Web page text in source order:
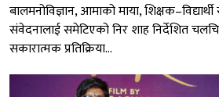
बालमनोविज्ञान, आमाको माया,
संवेदनालाई समेटिएको निर शाह निर्देशित
सकारात्मक प्रतिक्रिया...